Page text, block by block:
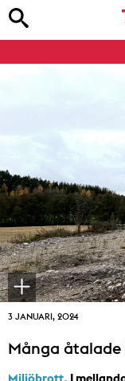
3 JANUARI, 2024
Många åtalade
Miljöbrott. I